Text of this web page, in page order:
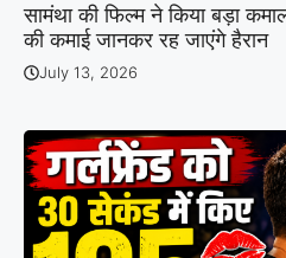
सामंथा की फिल्म ने किया बड़ा
की कमाई जानकर रह जाएंगे हैरान
July 13, 2026